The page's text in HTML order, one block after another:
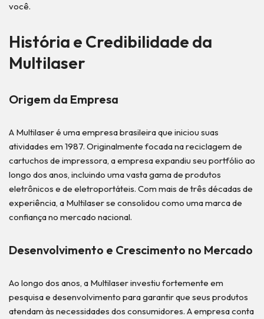
você.
História e Credibilidade da
Multilaser
Origem da Empresa
A Multilaser é uma empresa brasileira que iniciou suas
atividades em 1987. Originalmente focada na reciclagem de
cartuchos de impressora, a empresa expandiu seu portfólio ao
longo dos anos, incluindo uma vasta gama de produtos
eletrônicos e de eletroportáteis. Com mais de três décadas de
experiência, a Multilaser se consolidou como uma marca de
confiança no mercado nacional.
Desenvolvimento e Crescimento no Mercado
Ao longo dos anos, a Multilaser investiu fortemente em
pesquisa e desenvolvimento para garantir que seus produtos
atendam às necessidades dos consumidores. A empresa conta